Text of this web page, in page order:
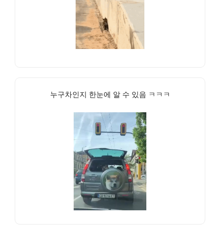
누구차인지 한눈에 알 수 있음 ㅋㅋㅋ